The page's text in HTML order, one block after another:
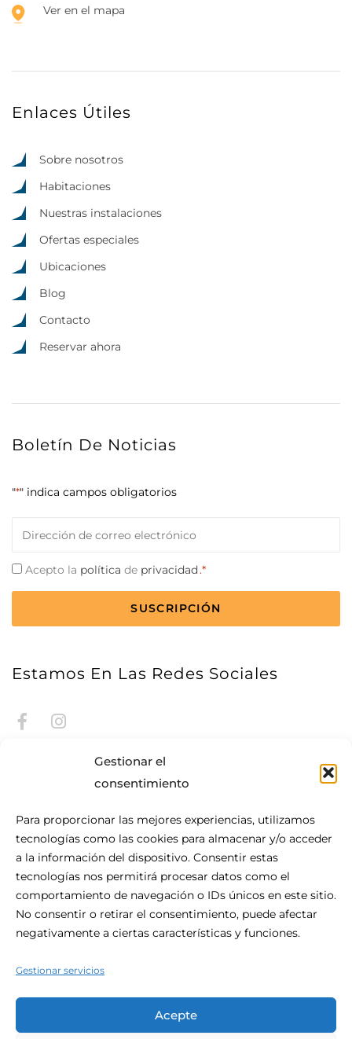
Gestionar el
consentimiento
Para proporcionar las mejores experiencias, utilizamos
tecnologías como las cookies para almacenar y/o acceder
a la información del dispositivo. Consentir estas
tecnologías nos permitirá procesar datos como el
comportamiento de navegación o IDs únicos en este sitio.
No consentir o retirar el consentimiento, puede afectar
negativamente a ciertas características y funciones.
Gestionar servicios
Acepte
Ver en el mapa
Enlaces Útiles
Sobre nosotros
Habitaciones
Nuestras instalaciones
Ofertas especiales
Ubicaciones
Blog
Contacto
Reservar ahora
Boletín De Noticias
"*" indica campos obligatorios
*
Consentimiento
*
Acepto la política de privacidad.*
CAPTCHA
Estamos En Las Redes Sociales
Acerca De Be.HOTEL
Situado en el corazón de San Julián, be.HOTEL es la
definición de la comodidad urbana moderna. Este céntrico
hotel de 4 estrellas es el lugar perfecto para su visita a
vida nocturna a la puerta.